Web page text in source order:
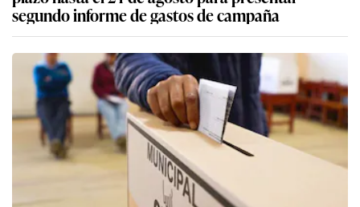
segundo informe de gastos de campaña